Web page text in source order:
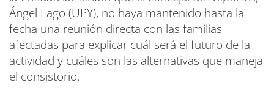
Ángel Lago (UPY), no haya mantenido hasta la
fecha una reunión directa con las familias
afectadas para explicar cuál será el futuro de la
actividad y cuáles son las alternativas que maneja
el consistorio.